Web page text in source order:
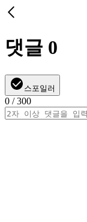
댓글 0
스포일러
0 / 300